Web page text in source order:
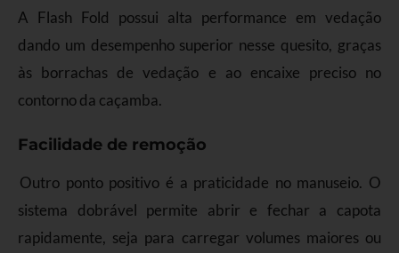
A Flash Fold possui alta performance em vedação
dando um desempenho superior nesse quesito, graças
às borrachas de vedação e ao encaixe preciso no
contorno da caçamba.
Facilidade de remoção
Outro ponto positivo é a praticidade no manuseio. O
sistema dobrável permite abrir e fechar a capota
rapidamente, seja para carregar volumes maiores ou